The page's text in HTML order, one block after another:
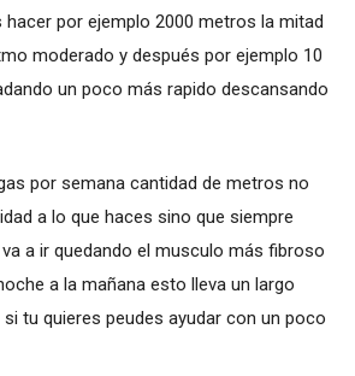
por ejemplo 2000 metros la mitad
moderado y después por ejemplo 10
un poco más rapido descansando
por semana cantidad de metros no
a lo que haces sino que siempre
a ir quedando el musculo más fibroso
a la mañana esto lleva un largo
tu quieres peudes ayudar con un poco